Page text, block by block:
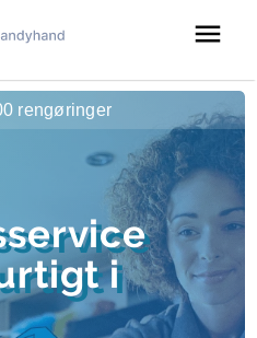
menu
i
rengøringer